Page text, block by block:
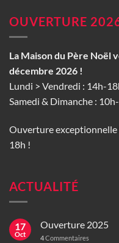
OUVERTURE
La Maison du Père Noël
décembre 2026 !
Lundi > Vendredi : 14h-
Samedi & Dimanche :
Ouverture exceptionnelle
18h !
ACTUALITÉ
17
Oct
Ouverture 2025
4Commentaires